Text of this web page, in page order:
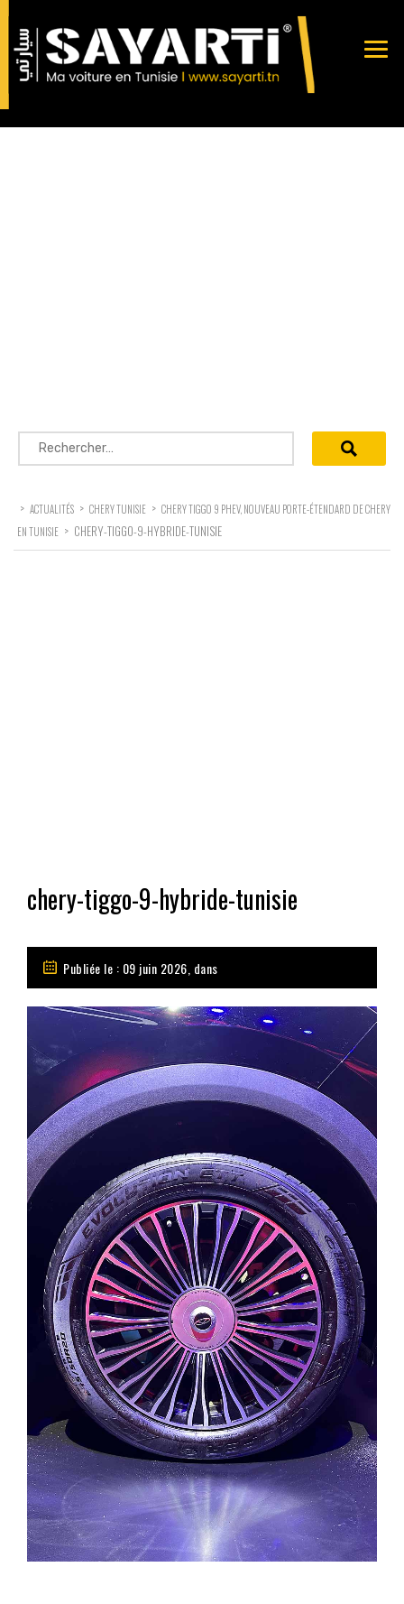
Rechercher :
> ACTUALITÉS > CHERY TUNISIE > CHERY TIGGO 9 PHEV, NOUVEAU PORTE-ÉTENDARD DE CHERY
EN TUNISIE > CHERY-TIGGO-9-HYBRIDE-TUNISIE
chery-tiggo-9-hybride-tunisie
Publiée le : 09 juin 2026, dans